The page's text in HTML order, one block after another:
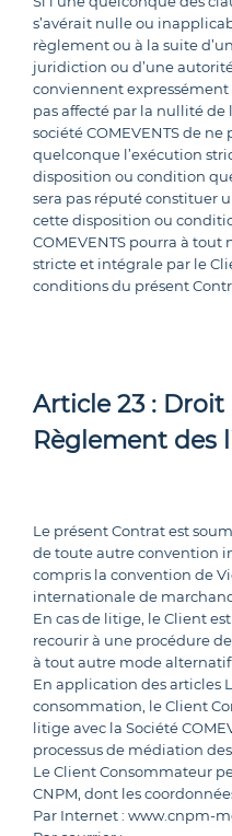
s’avérait nulle ou
règlement ou à la suite
juridiction ou d’une
conviennent expressément
pas affecté par la nullité de
société COMEVENTS de
quelconque l’exécution
disposition ou condition
sera pas réputé constituer
cette disposition ou
COMEVENTS pourra à
stricte et intégrale par le
conditions du présent
Article 23 :
Règlement des
Le présent Contrat est
de toute autre convention
compris la convention de
internationale de
En cas de litige, le Client
recourir à une procédure
à tout autre mode
En application des articles
consommation, le Client
litige avec la Société
processus de médiation
Le Client Consommateur
CNPM, dont les
Par Internet : www.cnpm-